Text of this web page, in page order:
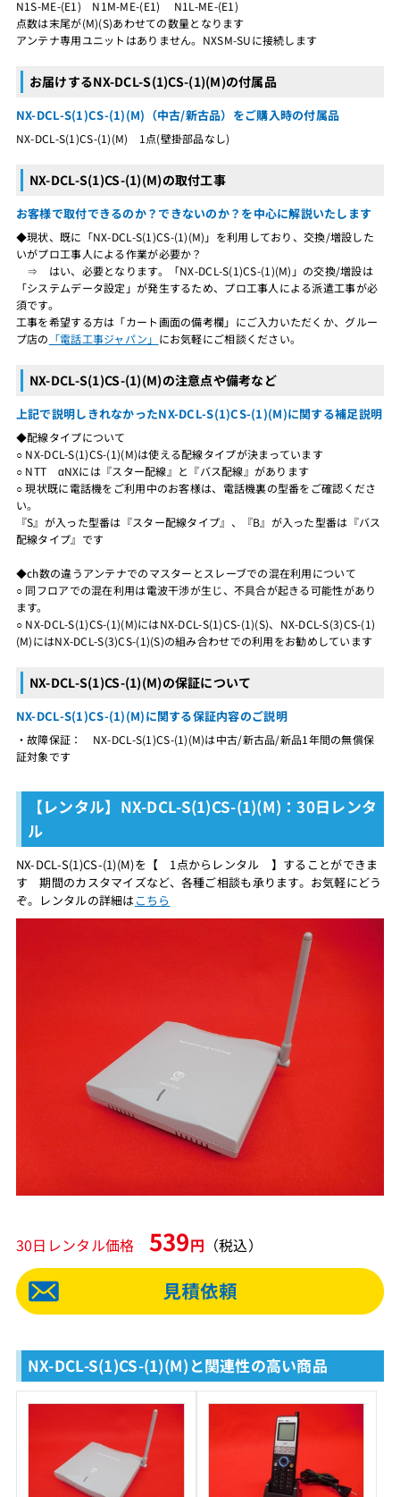
N1S-ME-(E1) N1M-ME-(E1) N1L-ME-(E1)
点数は末尾が(M)(S)あわせての数量となります
アンテナ専用ユニットはありません。NXSM-SUに接続します
お届けするNX-DCL-S(1)CS-(1)(M)の付属品
NX-DCL-S(1)CS-(1)(M)（中古/新古品）をご購入時の付属品
NX-DCL-S(1)CS-(1)(M) 1点(壁掛部品なし)
NX-DCL-S(1)CS-(1)(M)の取付工事
お客様で取付できるのか？できないのか？を中心に解説いたします
◆現状、既に「NX-DCL-S(1)CS-(1)(M)」を利用しており、交換/増設した
いがプロ工事人による作業が必要か？
⇒ はい、必要となります。「NX-DCL-S(1)CS-(1)(M)」の交換/増設は
「システムデータ設定」が発生するため、プロ工事人による派遣工事が必
須です。
工事を希望する方は「カート画面の備考欄」にご入力いただくか、グルー
プ店の 「電話工事ジャパン」 にお気軽にご相談ください。
NX-DCL-S(1)CS-(1)(M)の注意点や備考など
上記で説明しきれなかったNX-DCL-S(1)CS-(1)(M)に関する補足説明
◆配線タイプについて
○ NX-DCL-S(1)CS-(1)(M)は使える配線タイプが決まっています
○ NTT αNXには『スター配線』と『バス配線』があります
○ 現状既に電話機をご利用中のお客様は、電話機裏の型番をご確認くださ
い。
『S』が入った型番は『スター配線タイプ』、『B』が入った型番は『バス
配線タイプ』です
◆ch数の違うアンテナでのマスターとスレーブでの混在利用について
○ 同フロアでの混在利用は電波干渉が生じ、不具合が起きる可能性があり
ます。
○ NX-DCL-S(1)CS-(1)(M)にはNX-DCL-S(1)CS-(1)(S)、NX-DCL-S(3)CS-(1)
(M)にはNX-DCL-S(3)CS-(1)(S)の組み合わせでの利用をお勧めしています
NX-DCL-S(1)CS-(1)(M)の保証について
NX-DCL-S(1)CS-(1)(M)に関する保証内容のご説明
・故障保証： NX-DCL-S(1)CS-(1)(M)は中古/新古品/新品1年間の無償保
証対象です
【レンタル】NX-DCL-S(1)CS-(1)(M)：30日レンタ
ル
NX-DCL-S(1)CS-(1)(M)を【 1点からレンタル 】することができま
す 期間のカスタマイズなど、各種ご相談も承ります。お気軽にどう
ぞ。レンタルの詳細はこちら
30日レンタル価格 539円 （税込）
NX-DCL-S(1)CS-(1)(M)と関連性の高い商品